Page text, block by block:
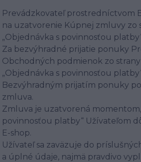
Prevádzkovateľ prostredníctvom
na uzatvorenie Kúpnej zmluvy zo
„Objednávka s povinnosťou
Za bezvýhradné prijatie ponuky
Obchodných podmienok zo
„Objednávka s povinnosťou
Bezvýhradným prijatím ponuky
zmluva.
Zmluva je uzatvorená
povinnosťou platby“ Užívateľom
E-shop.
Užívateľ sa zaväzuje do
a úplné údaje, najmä pravdivo